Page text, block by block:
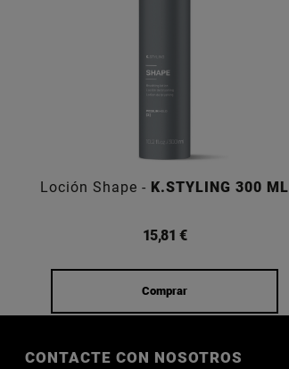
Loción Shape - K.STYLING 300 ML
15,81 €
Comprar
CONTACTE CON NOSOTROS